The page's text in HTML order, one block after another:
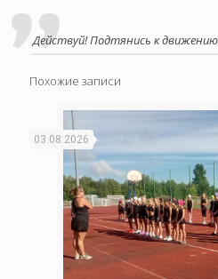
Действуй! Подтянись к
Похожие записи
03.08.2026